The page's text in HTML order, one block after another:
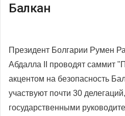
Балкан
Президент Болгарии Румен
Абдалла II проводят саммит
акцентом на безопасность
участвуют почти 30
государственными